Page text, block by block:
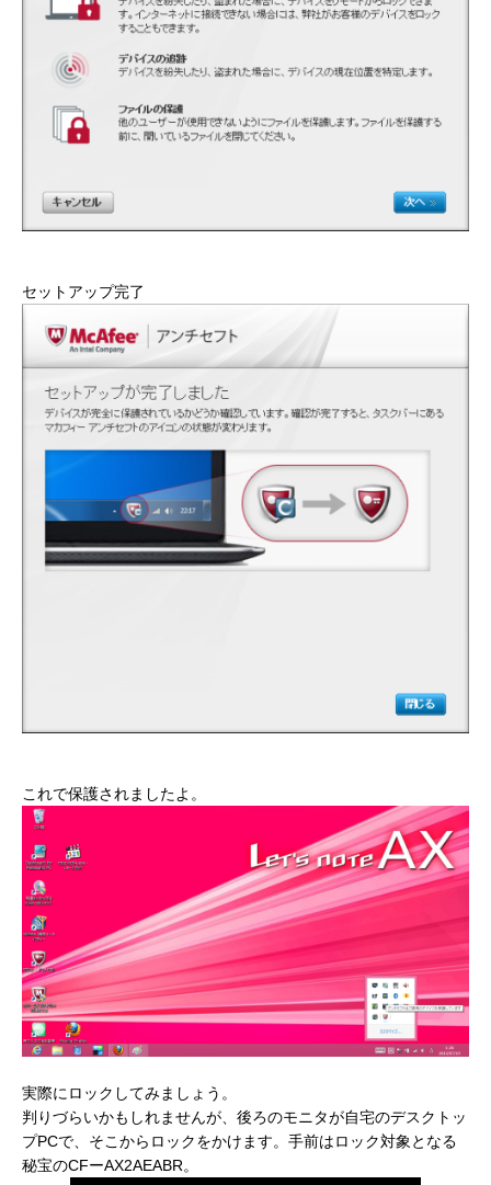
セットアップ完了
これで保護されましたよ。
実際にロックしてみましょう。
判りづらいかもしれませんが、後ろのモニタが自宅のデスクトッ
プPCで、そこからロックをかけます。手前はロック対象となる
秘宝のCFーAX2AEABR。